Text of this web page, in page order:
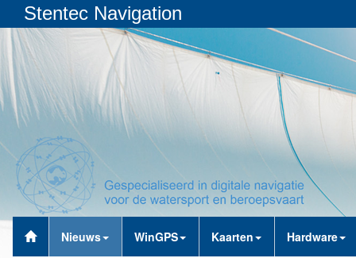
Stentec Navigation
Nieuws WinGPS Kaarten Hardware